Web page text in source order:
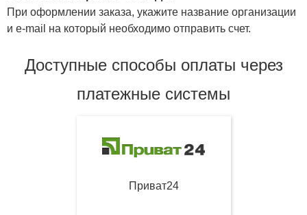
При оформлении заказа, укажите название организации
и e-mail на который необходимо отправить счет.
Доступные способы оплаты через
платежные системы
Приват24